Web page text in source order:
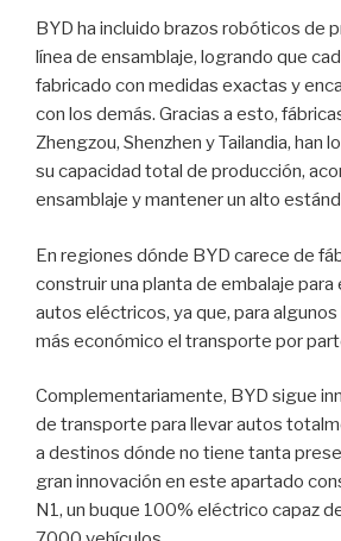
BYD ha incluido brazos robóticos de
línea de ensamblaje, logrando que
fabricado con medidas exactas y
con los demás. Gracias a esto,
Zhengzou, Shenzhen y Tailandia, han
su capacidad total de producción,
ensamblaje y mantener un alto
En regiones dónde BYD carece de
construir una planta de embalaje para
autos eléctricos, ya que, para
más económico el transporte por
Complementariamente, BYD sigue
de transporte para llevar autos
a destinos dónde no tiene tanta
gran innovación en este apartado
N1, un buque 100% eléctrico capaz